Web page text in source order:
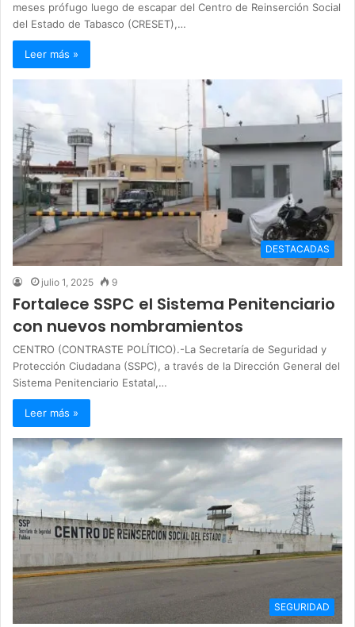
meses prófugo luego de escapar del Centro de Reinserción Social
del Estado de Tabasco (CRESET),…
Leer más »
DESTACADAS
julio 1, 2025 9
Fortalece SSPC el Sistema Penitenciario
con nuevos nombramientos
CENTRO (CONTRASTE POLÍTICO).-La Secretaría de Seguridad y
Protección Ciudadana (SSPC), a través de la Dirección General del
Sistema Penitenciario Estatal,…
Leer más »
SEGURIDAD